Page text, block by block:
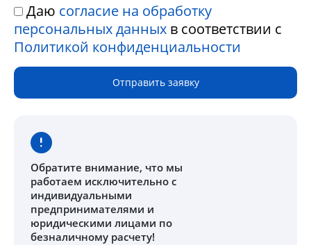
Даю согласие на обработку
персональных данных в соответствии с
Политикой конфиденциальности
Отправить заявку
Обратите внимание, что мы
работаем исключительно с
индивидуальными
предпринимателями и
юридическими лицами по
безналичному расчету!